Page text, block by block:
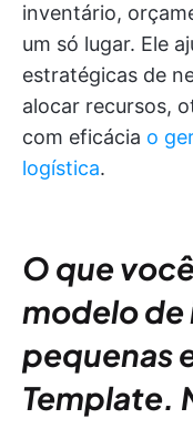
inventário,
um só lugar. Ele
estratégicas de
alocar recursos,
com eficácia o
logística.
O que
modelo de
pequenas
Template.